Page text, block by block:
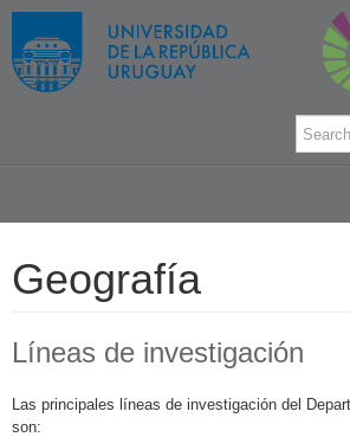
Geografía
Líneas de investigación
Las principales líneas de investigación del
son: